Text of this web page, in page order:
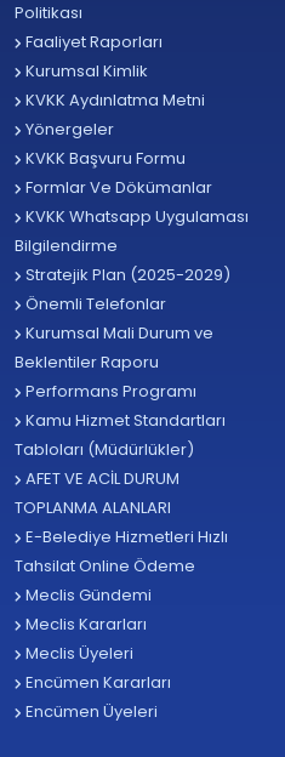
Politikası
Faaliyet Raporları
Kurumsal Kimlik
KVKK Aydınlatma Metni
Yönergeler
KVKK Başvuru Formu
Formlar Ve Dökümanlar
KVKK Whatsapp Uygulaması
Bilgilendirme
Stratejik Plan (2025-2029)
Önemli Telefonlar
Kurumsal Mali Durum ve
Beklentiler Raporu
Performans Programı
Kamu Hizmet Standartları
Tabloları (Müdürlükler)
AFET VE ACİL DURUM
TOPLANMA ALANLARI
E-Belediye Hizmetleri Hızlı
Tahsilat Online Ödeme
Meclis Gündemi
Meclis Kararları
Meclis Üyeleri
Encümen Kararları
Encümen Üyeleri